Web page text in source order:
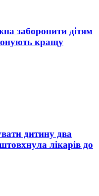
заборонити дітям
кращу
дитину два
лікарів до